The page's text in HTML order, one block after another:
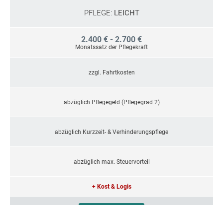
PFLEGE: LEICHT
2.400 € - 2.700 €
Monatssatz der Pflegekraft
zzgl. Fahrtkosten
abzüglich Pflegegeld (Pflegegrad 2)
abzüglich Kurzzeit- & Verhinderungspflege
abzüglich max. Steuervorteil
+ Kost & Logis